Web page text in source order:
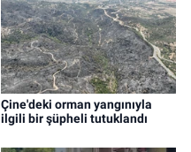
Çine'deki orman yangınıyla
ilgili bir şüpheli tutuklandı